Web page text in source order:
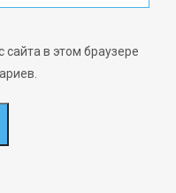
в этом браузере